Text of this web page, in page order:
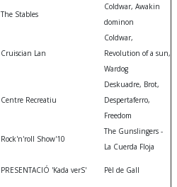
The Stables
Coldwar, Awakin
dominon
Cruiscian Lan
Coldwar,
Revolution of a sun,
Wardog
Centre Recreatiu
Deskuadre, Brot,
Despertaferro,
Freedom
Rock'n'roll Show'10
The Gunslingers -
La Cuerda Floja
PRESENTACIÓ 'Kada verS' Pèl de Gall